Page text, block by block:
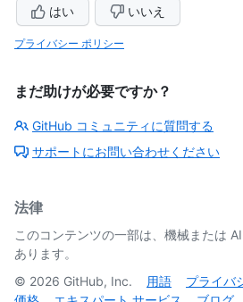
はい いいえ
プライバシー ポリシー
まだ助けが必要ですか？
GitHub コミュニティに質問する
サポートにお問い合わせください
法律
このコンテンツの一部は、機械または
あります。
© 2026 GitHub, Inc. 用語 プライバ